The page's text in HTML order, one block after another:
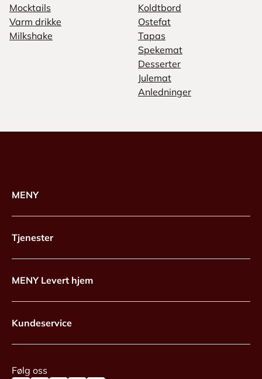
Mocktails
Varm drikke
Milkshake
Koldtbord
Ostefat
Tapas
Spekemat
Desserter
Julemat
Anledninger
MENY
Tjenester
MENY Levert hjem
Kundeservice
Følg oss